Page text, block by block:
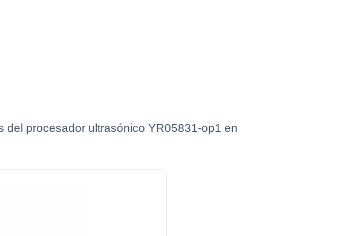
del procesador ultrasónico YR05831-op1 en